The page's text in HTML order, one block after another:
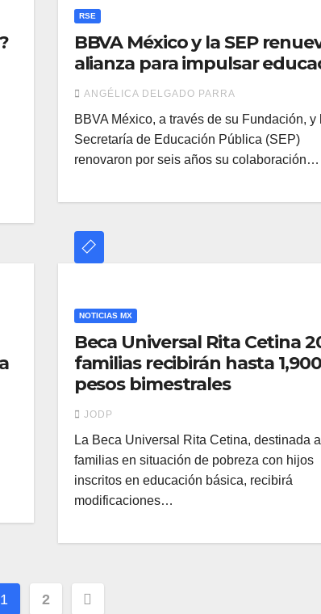
RSE
BBVA México y la SEP
alianza para impulsar
ANGÉLICA DELGADO PARRA
BBVA México, a través de su Fundación, y
Secretaría de Educación Pública (SEP)
renovaron por seis años su colaboración…
NOTICIAS MX
Beca Universal Rita Cetina
familias recibirán hasta 1,900
pesos bimestrales
JODP
La Beca Universal Rita Cetina, destinada a
familias en situación de pobreza con hijos
inscritos en educación básica, recibirá
modificaciones…
1 2